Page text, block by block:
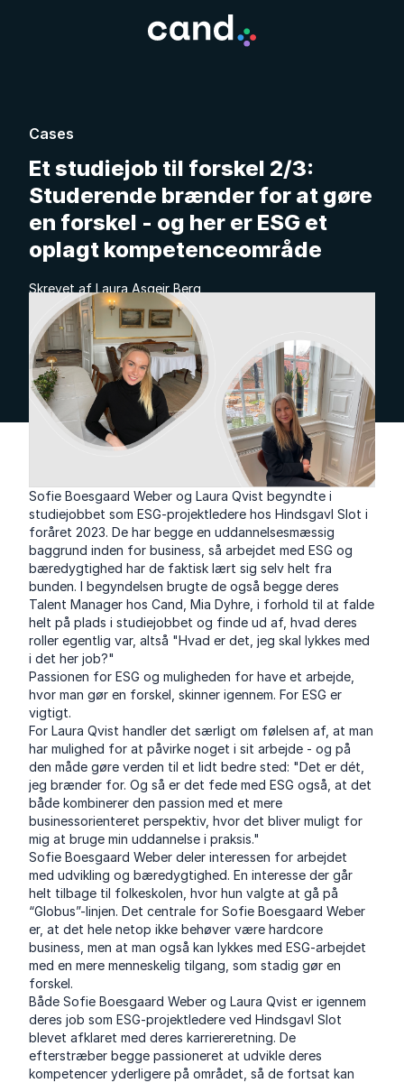
Cases
Et studiejob til forskel 2/3:
Studerende brænder for at gøre
en forskel - og her er ESG et
oplagt kompetenceområde
Skrevet af Laura Asgeir Berg
Sofie Boesgaard Weber og Laura Qvist begyndte i
studiejobbet som ESG-projektledere hos Hindsgavl Slot i
foråret 2023. De har begge en uddannelsesmæssig
baggrund inden for business, så arbejdet med ESG og
bæredygtighed har de faktisk lært sig selv helt fra
bunden. I begyndelsen brugte de også begge deres
Talent Manager hos Cand, Mia Dyhre, i forhold til at falde
helt på plads i studiejobbet og finde ud af, hvad deres
roller egentlig var, altså "Hvad er det, jeg skal lykkes med
i det her job?"
Passionen for ESG og muligheden for have et arbejde,
hvor man gør en forskel, skinner igennem. For ESG er
vigtigt.
For Laura Qvist handler det særligt om følelsen af, at man
har mulighed for at påvirke noget i sit arbejde - og på
den måde gøre verden til et lidt bedre sted: "Det er dét,
jeg brænder for. Og så er det fede med ESG også, at det
både kombinerer den passion med et mere
businessorienteret perspektiv, hvor det bliver muligt for
mig at bruge min uddannelse i praksis."
Sofie Boesgaard Weber deler interessen for arbejdet
med udvikling og bæredygtighed. En interesse der går
helt tilbage til folkeskolen, hvor hun valgte at gå på
“Globus”-linjen. Det centrale for Sofie Boesgaard Weber
er, at det hele netop ikke behøver være hardcore
business, men at man også kan lykkes med ESG-arbejdet
med en mere menneskelig tilgang, som stadig gør en
forskel.
Både Sofie Boesgaard Weber og Laura Qvist er igennem
deres job som ESG-projektledere ved Hindsgavl Slot
blevet afklaret med deres karriereretning. De
efterstræber begge passioneret at udvikle deres
kompetencer yderligere på området, så de fortsat kan